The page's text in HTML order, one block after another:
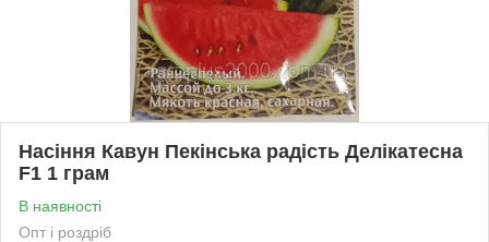
Насіння Кавун Пекінська радість Делікатесна
F1 1 грам
В наявності
Опт і роздріб